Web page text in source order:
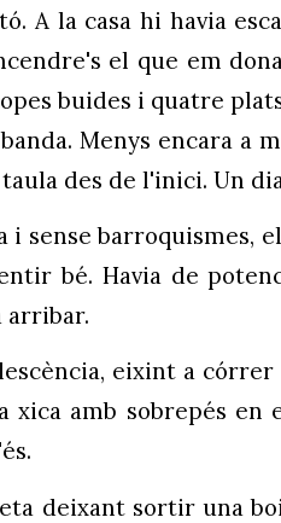
A la casa hi havia
el que em
buides i quatre
Menys encara a
des de l'inici. Un
sense barroquismes,
bé. Havia de
arribar.
eixint a córrer
xica amb sobrepés en
deixant sortir una